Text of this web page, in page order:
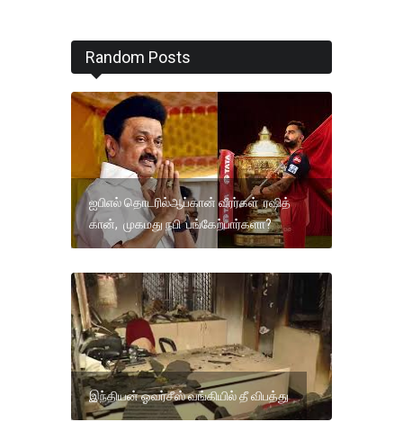
Random Posts
ஐபிஎல் தொடரில்ஆப்கான் வீரர்கள் ரஷித்
கான், முகமது நபி பங்கேற்பார்களா?
இந்தியன் ஓவர்சீஸ் வங்கியில் தீ விபத்து